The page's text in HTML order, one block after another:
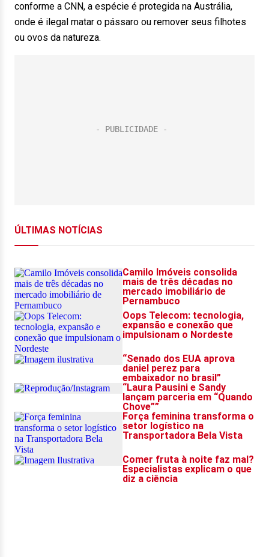
conforme a CNN, a espécie é protegida na Austrália,
onde é ilegal matar o pássaro ou remover seus filhotes
ou ovos da natureza.